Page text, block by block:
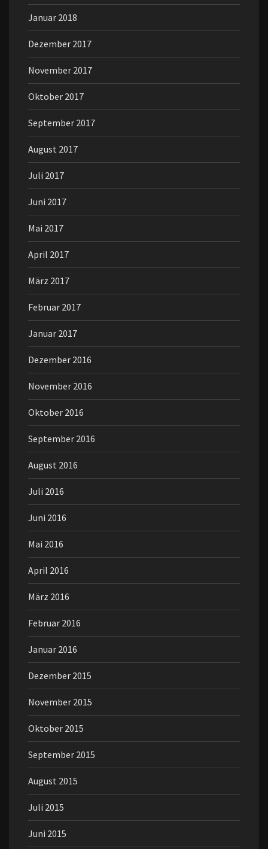
Januar 2018
Dezember 2017
November 2017
Oktober 2017
September 2017
August 2017
Juli 2017
Juni 2017
Mai 2017
April 2017
März 2017
Februar 2017
Januar 2017
Dezember 2016
November 2016
Oktober 2016
September 2016
August 2016
Juli 2016
Juni 2016
Mai 2016
April 2016
März 2016
Februar 2016
Januar 2016
Dezember 2015
November 2015
Oktober 2015
September 2015
August 2015
Juli 2015
Juni 2015